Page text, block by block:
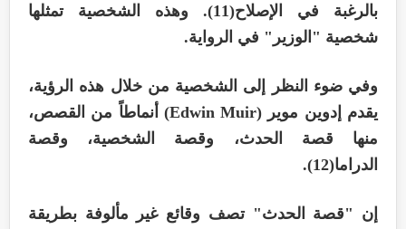
بالرغبة في الإصلاح(11). وهذه الشخصية تمثلها
شخصية "الوزير" في الرواية.
وفي ضوء النظر إلى الشخصية من خلال هذه الرؤية،
يقدم إدوين موير (Edwin Muir) أنماطاً من القصص،
منها قصة الحدث، وقصة الشخصية، وقصة
الدراما(12).
إن "قصة الحدث" تصف وقائع غير مألوفة بطريقة